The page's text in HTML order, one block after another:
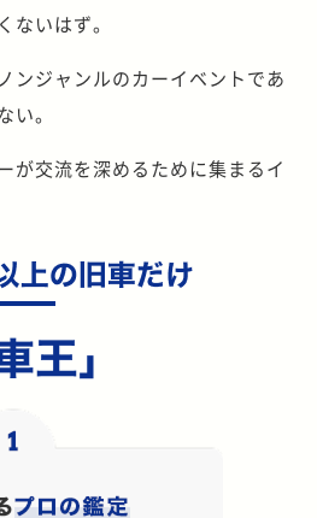
ないはず。
ンジャンルのカーイベントであ
い。
が交流を深めるために集まるイ